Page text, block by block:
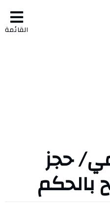
القائمة
حجز
بالحكم